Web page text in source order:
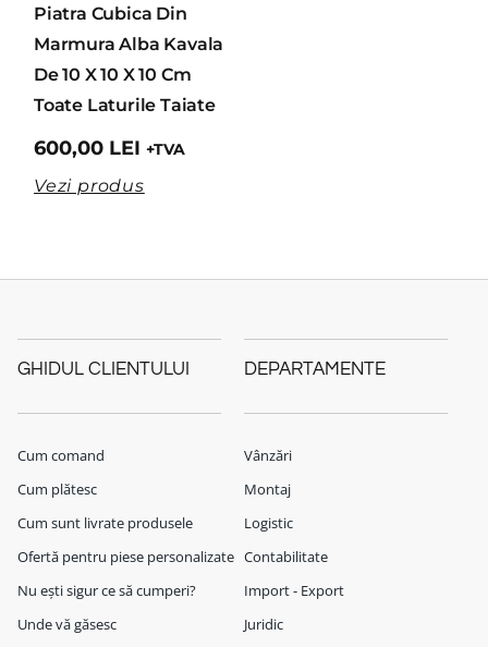
Piatra Cubica Din
Marmura Alba Kavala
De 10 X 10 X 10 Cm
Toate Laturile Taiate
600,00 LEI +TVA
Vezi produs
GHIDUL CLIENTULUI
Cum comand
Cum plătesc
Cum sunt livrate produsele
Ofertă pentru piese personalizate
Nu ești sigur ce să cumperi?
Unde vă găsesc
DEPARTAMENTE
Vânzări
Montaj
Logistic
Contabilitate
Import - Export
Juridic